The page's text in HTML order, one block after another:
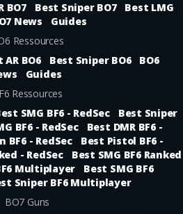
BO7 Best Sniper BO7
Best LMG
News
Guides
Ressources
AR BO6 Best Sniper BO6
BO6
Guides
Ressources
SMG BF6 - RedSec
Best Sniper
BF6 - RedSec
Best DMR BF6 -
BF6 - RedSec
Best Pistol BF6 -
- RedSec
Best SMG BF6 Ranked
Multiplayer
Best SMG BF6
Sniper BF6 Multiplayer
BO7 Guns